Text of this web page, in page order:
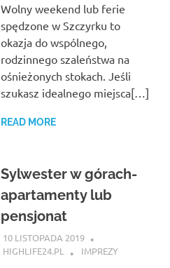
Wolny weekend lub ferie
spędzone w Szczyrku to
okazja do wspólnego,
rodzinnego szaleństwa na
ośnieżonych stokach. Jeśli
szukasz idealnego miejsca[…]
READ MORE
Sylwester w górach-
apartamenty lub
pensjonat
10 LISTOPADA 2019
HIGHLIFE24.PL
IMPREZY